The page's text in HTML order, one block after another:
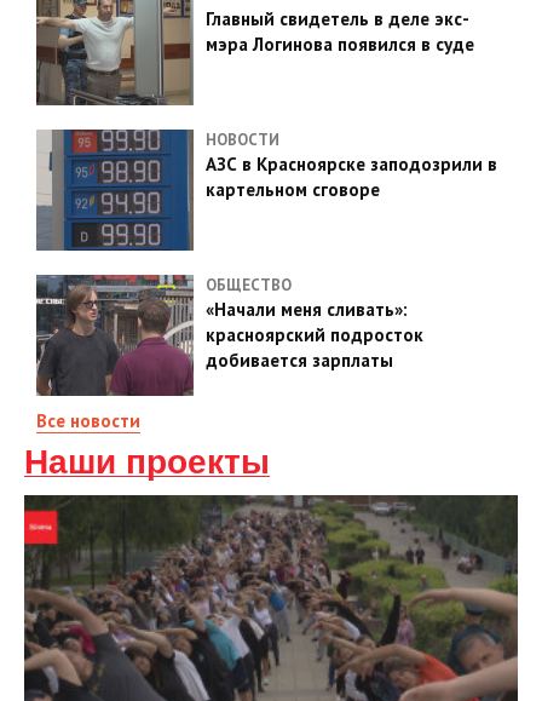
Главный свидетель в деле экс-
мэра Логинова появился в суде
НОВОСТИ
АЗС в Красноярске заподозрили в
картельном сговоре
ОБЩЕСТВО
«Начали меня сливать»:
красноярский подросток
добивается зарплаты
Все новости
Наши проекты